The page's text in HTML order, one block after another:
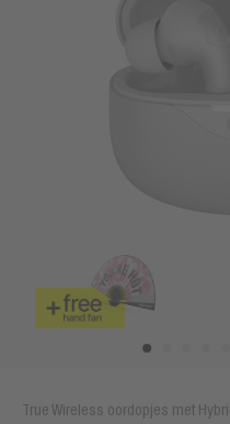
True Wireless oordopjes met